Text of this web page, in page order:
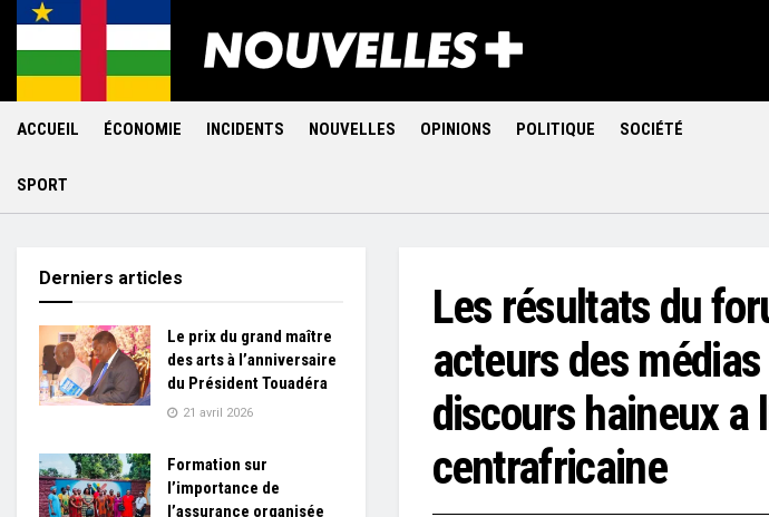
ACCUEIL ÉCONOMIE INCIDENTS NOUVELLES OPINIONS POLITIQUE SOCIÉTÉ
SPORT
Les résultats du
acteurs des
discours haineux a
centrafricaine
Derniers articles
Le prix du grand maître
des arts à l’anniversaire
du Président Touadéra
21 avril 2026
Formation sur
l’importance de
l’assurance organisée